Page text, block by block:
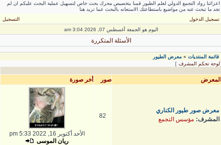
اعزائنا رواد التجمع الدولي لعلم الطيور قمنا بتخصيص محرك بحث خاص لتسهيل عملية البحث عليكم ان لم
تجد ما تبحث عنه من مواضيع باستطاعتك الاستعانه بالبحث عما تريد هنا
تسجيل الدخول
التسجيل
اليوم هو الجمعة أغسطس 07, 2026 3:04 am
الأسئلة المتكررة
قائمة المنتديات » معرض الطيور
لوحة تحكم المشرف ]
المعرض صور أخر صورة
معرض صور طيور الكناري
المشرف: مؤسس التجمع 82
الأحد أكتوبر 16, 2022 5:33 pm
ريان الموسى